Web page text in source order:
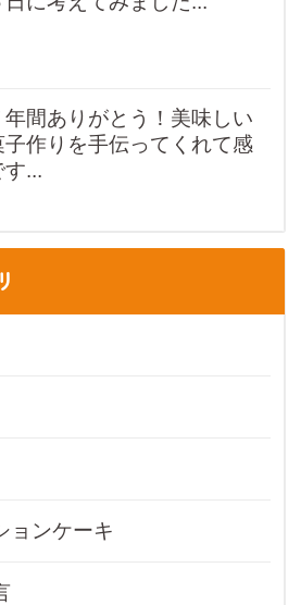
年間ありがとう！美味しい
子作りを手伝ってくれて感
...
ョンケーキ